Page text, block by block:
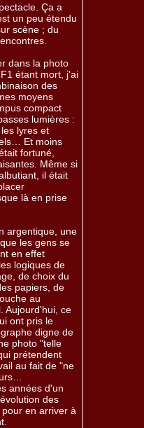
Ça a
un peu étendu
scène ; du
dans la photo
étant mort, j'ai
des
moyens
compact
lumières :
lyres et
Et moins
fortuné,
Même si
il était
là en prise
argentique, une
les gens se
en effet
logiques de
de choix du
papiers, de
au
Aujourd'hui, ce
ont pris le
digne de
photo "telle
prétendent
au fait de "ne
années d'un
des
en arriver à